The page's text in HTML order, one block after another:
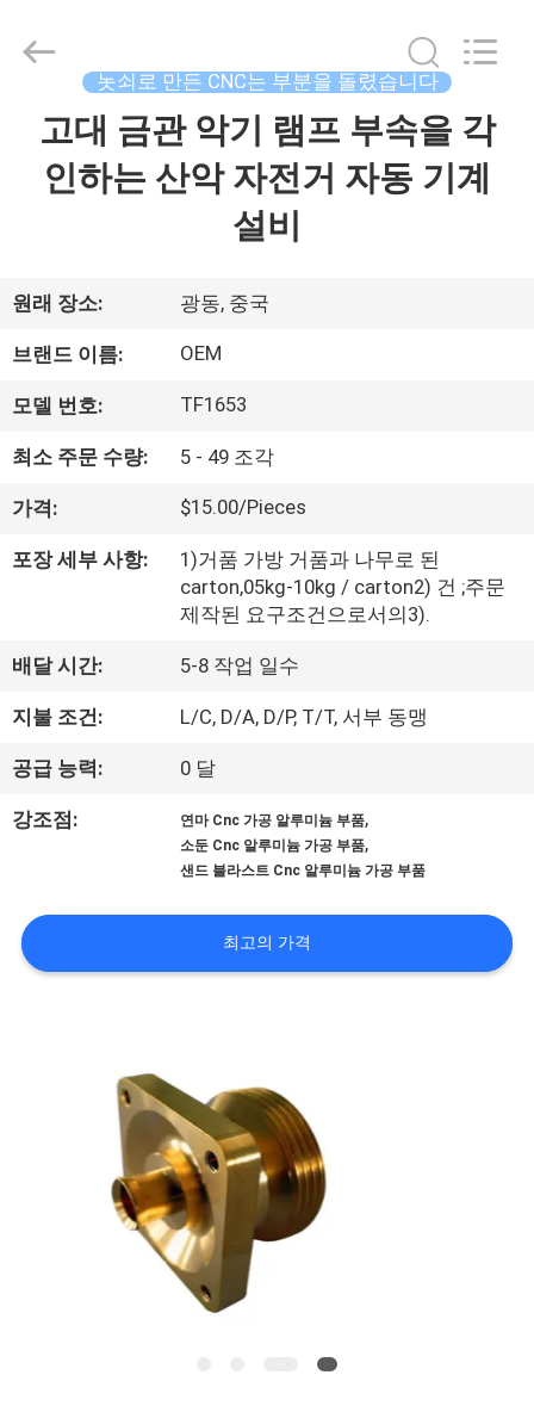
우
리
에
공
장
투
어
질
2021
Technology
놋쇠로 만든 CNC는 부분을 돌렸습니다
고대 금관 악기 램프 부속을 각
인하는 산악 자전거 자동 기계
설비
원래 장소: 광동, 중국
브랜드 이름: OEM
모델 번호: TF1653
최소 주문 수량: 5 - 49 조각
가격: $15.00/Pieces
포장 세부 사항:
1)거품 가방 거품과 나무로 된
carton,05kg-10kg / carton2) 건 ;주문
제작된 요구조건으로서의3).
배달 시간: 5-8 작업 일수
지불 조건: L/C, D/A, D/P, T/T, 서부 동맹
공급 능력: 0 달
강조점: 연마 Cnc 가공 알루미늄 부품,
소둔 Cnc 알루미늄 가공 부품,
샌드 블라스트 Cnc 알루미늄 가공 부품
최고의 가격